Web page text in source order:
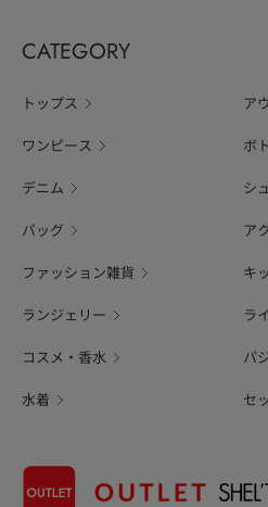
CATEGORY
トップス ア
ワンピース ボ
デニム シ
バッグ ア
ファッション雑貨 キ
ランジェリー ラ
コスメ・香水 パ
水着 セ